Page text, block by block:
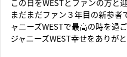
まだまだファン３年目の新参者
ャニーズWESTで最高の時を過
ジャニーズWEST幸せをありが